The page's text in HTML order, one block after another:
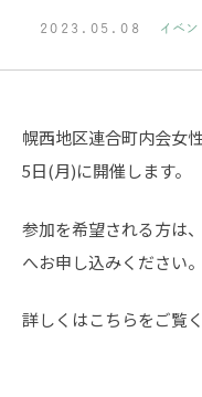
2023.05.08 イベン
幌西地区連合町内会女
5日(月)に開催します。
参加を希望される方は
へお申し込みください。
詳しくはこちらをご覧